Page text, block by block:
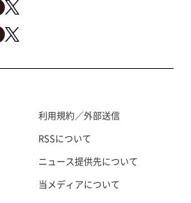
利用規約／外部送信
RSSについて
ニュース提供先について
当メディアについて